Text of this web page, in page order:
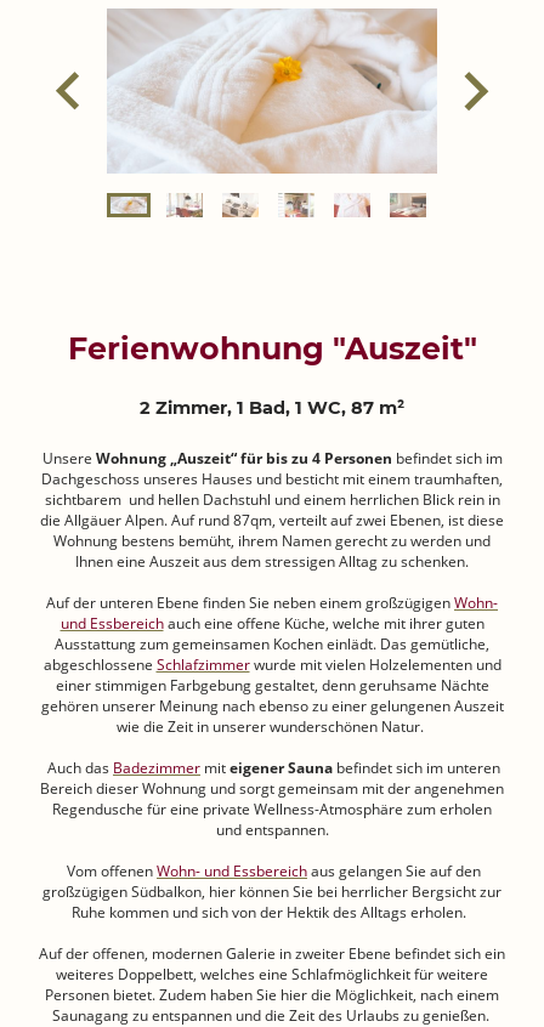
Ferienwohnung "Auszeit"
2 Zimmer, 1 Bad, 1 WC, 87 m²
Unsere Wohnung „Auszeit“ für bis zu 4 Personen befindet sich im
Dachgeschoss unseres Hauses und besticht mit einem traumhaften,
sichtbarem und hellen Dachstuhl und einem herrlichen Blick rein in
die Allgäuer Alpen. Auf rund 87qm, verteilt auf zwei Ebenen, ist diese
Wohnung bestens bemüht, ihrem Namen gerecht zu werden und
Ihnen eine Auszeit aus dem stressigen Alltag zu schenken.
Auf der unteren Ebene finden Sie neben einem großzügigenWohn-
und Essbereichauch eine offene Küche, welche mit ihrer guten
Ausstattung zum gemeinsamen Kochen einlädt. Das gemütliche,
abgeschlossene Schlafzimmerwurde mit vielen Holzelementen und
einer stimmigen Farbgebung gestaltet, denn geruhsame Nächte
gehören unserer Meinung nach ebenso zu einer gelungenen Auszeit
wie die Zeit in unserer wunderschönen Natur.
Auch das Badezimmer miteigener Sauna befindet sich im unteren
Bereich dieser Wohnung und sorgt gemeinsam mit der angenehmen
Regendusche für eine private Wellness-Atmosphäre zum erholen
und entspannen.
Vom offenenWohn- und Essbereichaus gelangen Sie auf den
großzügigen Südbalkon, hier können Sie bei herrlicher Bergsicht zur
Ruhe kommen und sich von der Hektik des Alltags erholen.
Auf der offenen, modernen Galerie in zweiter Ebene befindet sich ein
weiteres Doppelbett, welches eine Schlafmöglichkeit für weitere
Personen bietet. Zudem haben Sie hier die Möglichkeit, nach einem
Saunagang zu entspannen und die Zeit des Urlaubs zu genießen.